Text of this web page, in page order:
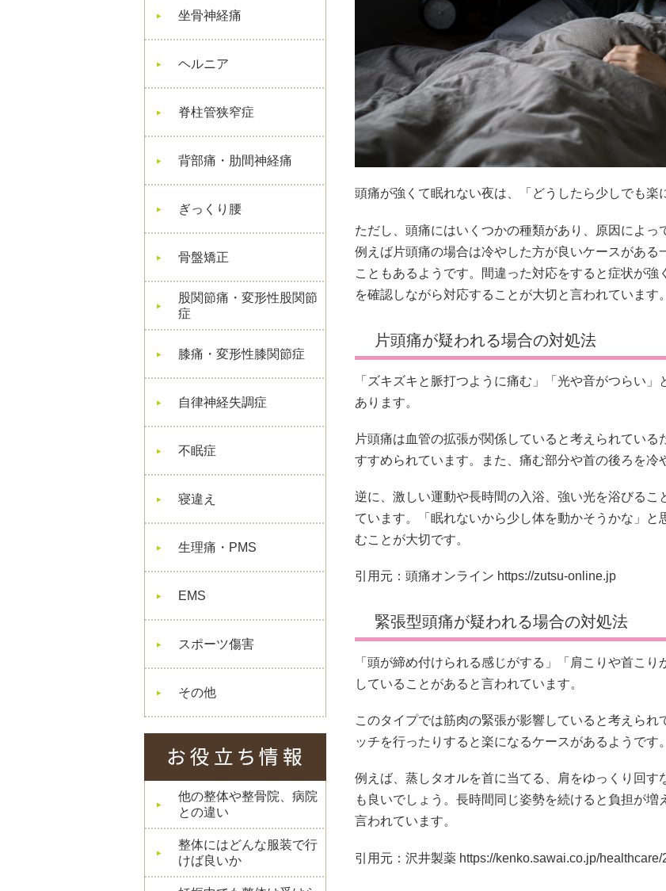
坐骨神経痛
ヘルニア
脊柱管狭窄症
背部痛・肋間神経痛
ぎっくり腰
骨盤矯正
股関節痛・変形性股関節
症
膝痛・変形性膝関節症
自律神経失調症
不眠症
寝違え
生理痛・PMS
EMS
スポーツ傷害
その他
他の整体や整骨院、病院
との違い
整体にはどんな服装で行
けば良いか
頭痛が強くて眠れない夜は、「どうしたら少しでも楽
ただし、頭痛にはいくつかの種類があり、原因によっ
例えば片頭痛の場合は冷やした方が良いケースがあ
こともあるようです。間違った対応をすると症状が
を確認しながら対応することが大切と言われています。
片頭痛が疑われる場合の対処法
「ズキズキと脈打つように痛む」「光や音がつらい
あります。
片頭痛は血管の拡張が関係していると考えられてい
すすめられています。また、痛む部分や首の後ろを冷
逆に、激しい運動や長時間の入浴、強い光を浴びる
ています。「眠れないから少し体を動かそうかな」
むことが大切です。
引用元：頭痛オンライン https://zutsu-online.jp
緊張型頭痛が疑われる場合の対処法
「頭が締め付けられる感じがする」「肩こりや首こ
していることがあると言われています。
このタイプでは筋肉の緊張が影響していると考えら
ッチを行ったりすると楽になるケースがあるようです。
例えば、蒸しタオルを首に当てる、肩をゆっくり回
も良いでしょう。長時間同じ姿勢を続けると負担が
言われています。
引用元：沢井製薬 https://kenko.sawai.co.jp/healthcare/